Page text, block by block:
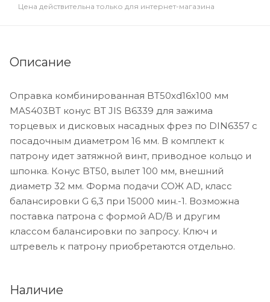
Цена действительна только для интернет-магазина
Описание
Оправка комбинированная BT50xd16x100 мм
MAS403BT конус BT JIS B6339 для зажима
торцевых и дисковых насадных фрез по DIN6357 с
посадочным диаметром 16 мм. В комплект к
патрону идет затяжной винт, приводное кольцо и
шпонка. Конус BT50, вылет 100 мм, внешний
диаметр 32 мм. Форма подачи СОЖ AD, класс
балансировки G 6,3 при 15000 мин.-1. Возможна
поставка патрона с формой AD/B и другим
классом балансировки по запросу. Ключ и
штревель к патрону приобретаются отдельно.
Наличие